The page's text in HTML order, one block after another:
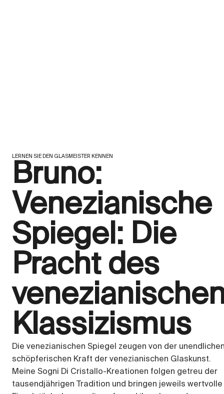
LERNEN SIE DEN GLASMEISTER KENNEN
Bruno:
Venezianische
Spiegel: Die
Pracht des
Klassizismus
Die venezianischen Spiegel zeugen von der
schöpferischen Kraft der venezianischen Glaskunst.
Meine Sogni Di Cristallo-Kreationen folgen getreu der
tausendjährigen Tradition und bringen jeweils wertvolle